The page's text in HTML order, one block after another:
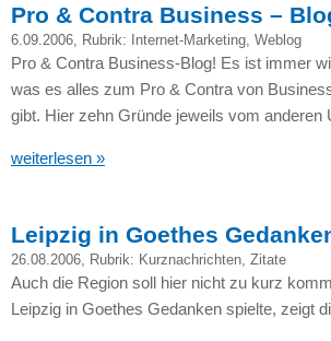
Pro & Contra Business –
6.09.2006, Rubrik: Internet-Marketing, Weblog
Pro & Contra Business-Blog! Es ist immer
was es alles zum Pro & Contra von
gibt. Hier zehn Gründe jeweils vom anderen
weiterlesen »
Leipzig in Goethes
26.08.2006, Rubrik: Kurznachrichten, Zitate
Auch die Region soll hier nicht zu kurz
Leipzig in Goethes Gedanken spielte, zeigt